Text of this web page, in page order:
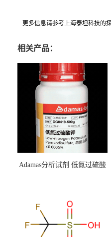
更多信息请参考上海泰坦科技的
相关产品：
Adamas分析试剂 低氮过硫酸
（泰坦现货供应）